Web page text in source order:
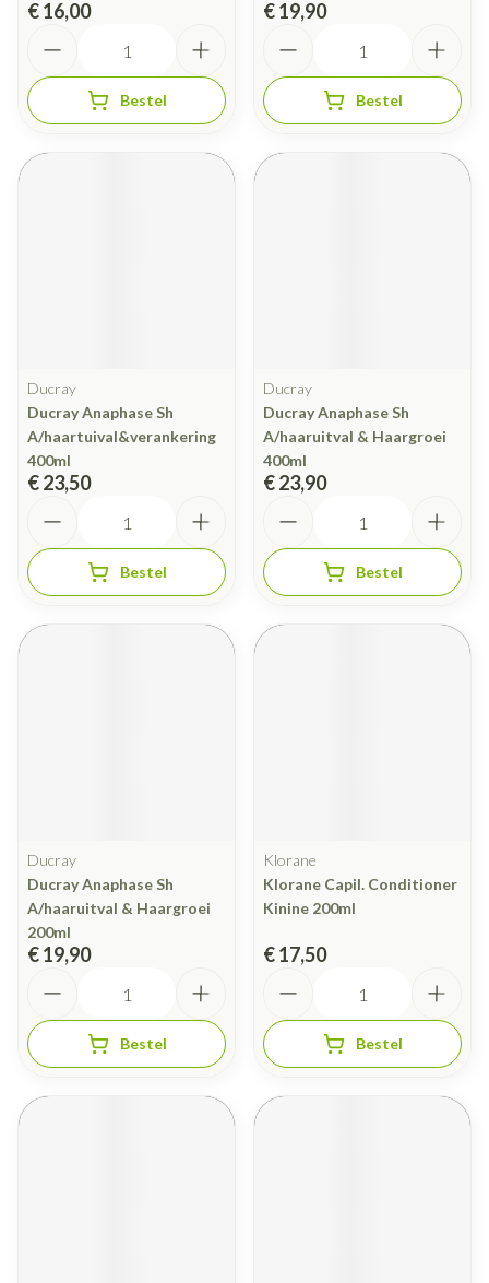
€ 16,00
Bestel
€ 19,90
Bestel
Ducray
Ducray Anaphase Sh
A/haartuival&verankering
400ml
€ 23,50
Bestel
Ducray
Ducray Anaphase Sh
A/haaruitval & Haargroei
400ml
€ 23,90
Bestel
Ducray
Ducray Anaphase Sh
A/haaruitval & Haargroei
200ml
€ 19,90
Bestel
Klorane
Klorane Capil. Conditioner
Kinine 200ml
€ 17,50
Bestel